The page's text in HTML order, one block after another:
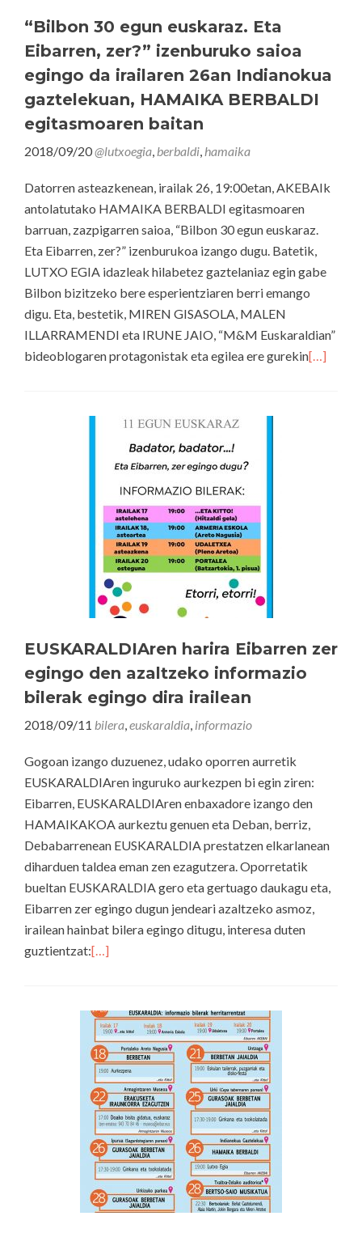
“Bilbon 30 egun euskaraz. Eta
Eibarren, zer?” izenburuko saioa
egingo da irailaren 26an Indianokua
gaztelekuan, HAMAIKA BERBALDI
egitasmoaren baitan
2018/09/20@lutxoegia, berbaldi, hamaika
Datorren asteazkenean, irailak 26, 19:00etan, AKEBAIk
antolatutako HAMAIKA BERBALDI egitasmoaren
barruan, zazpigarren saioa, “Bilbon 30 egun euskaraz.
Eta Eibarren, zer?” izenburukoa izango dugu. Batetik,
LUTXO EGIA idazleak hilabetez gaztelaniaz egin gabe
Bilbon bizitzeko bere esperientziaren berri emango
digu. Eta, bestetik, MIREN GISASOLA, MALEN
ILLARRAMENDI eta IRUNE JAIO, “M&M Euskaraldian”
bideoblogaren protagonistak eta egilea ere gurekin[…]
EUSKARALDIAren harira Eibarren zer
egingo den azaltzeko informazio
bilerak egingo dira irailean
2018/09/11 bilera,euskaraldia, informazio
Gogoan izango duzuenez, udako oporren aurretik
EUSKARALDIAren inguruko aurkezpen bi egin ziren:
Eibarren, EUSKARALDIAren enbaxadore izango den
HAMAIKAKOA aurkeztu genuen eta Deban, berriz,
Debabarrenean EUSKARALDIA prestatzen elkarlanean
diharduen taldea eman zen ezagutzera. Oporretatik
bueltan EUSKARALDIA gero eta gertuago daukagu eta,
Eibarren zer egingo dugun jendeari azaltzeko asmoz,
irailean hainbat bilera egingo ditugu, interesa duten
guztientzat:[…]